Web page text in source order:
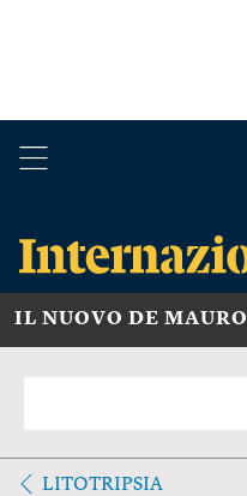
IL NUOVO DE MAURO
LITOTRIPSIA